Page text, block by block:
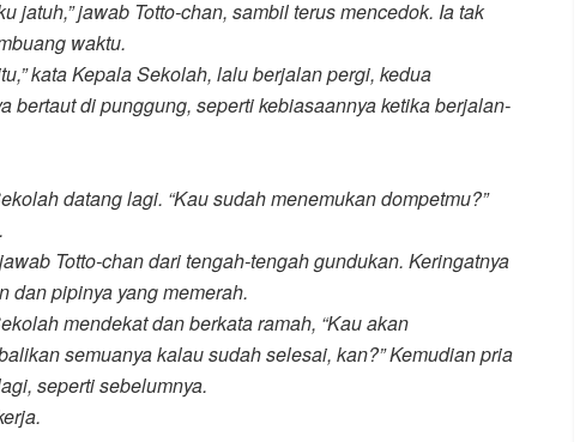
jatuh,” jawab Totto-chan, sambil terus mencedok. Ia tak
waktu.
kata Kepala Sekolah, lalu berjalan pergi, kedua
bertaut di punggung, seperti kebiasaannya ketika berjalan-
datang lagi. “Kau sudah menemukan dompetmu?”
jawab Totto-chan dari tengah-tengah gundukan. Keringatnya
dan pipinya yang memerah.
mendekat dan berkata ramah, “Kau akan
semuanya kalau sudah selesai, kan?” Kemudian pria
seperti sebelumnya.